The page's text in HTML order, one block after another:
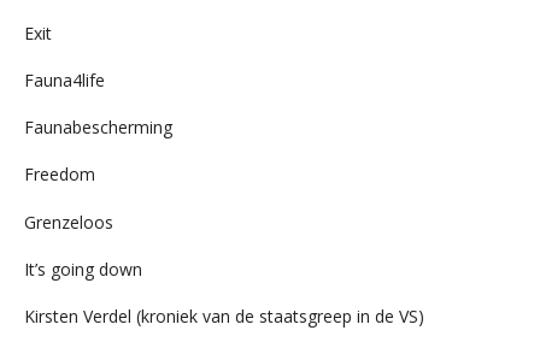
Exit
Fauna4life
Faunabescherming
Freedom
Grenzeloos
It’s going down
Kirsten Verdel (kroniek van de staatsgreep in de VS)